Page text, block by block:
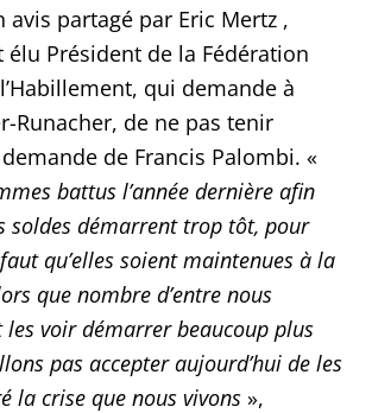
avis partagé par Eric Mertz ,
Président de la Fédération
qui demande à
Runacher, de ne pas tenir
de Francis Palombi. «
battus l’année dernière afin
soldes démarrent trop tôt, pour
qu’elles soient maintenues à la
que nombre d’entre nous
voir démarrer beaucoup plus
pas accepter aujourd’hui de les
la crise que nous vivons »,